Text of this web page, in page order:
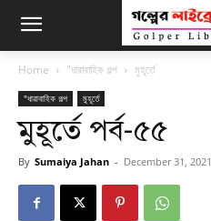
Home "ধারাবাহিক গল্প মুহূর্তে
"ধারাবাহিক গল্প মুহূর্তে
মুহূর্তে পর্ব-৫৫
By Sumaiya Jahan - December 31, 2021